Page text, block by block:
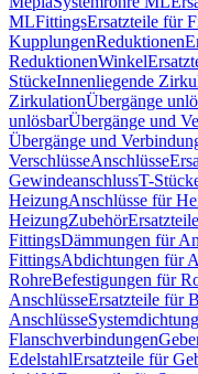
MLFittingsErsatzteile für
KupplungenReduktionen
ReduktionenWinkel
StückeInnenliegende
ZirkulationÜbergänge
unlösbarÜbergänge und
Übergänge und
VerschlüsseAnschlüsse
GewindeanschlussT-
HeizungAnschlüsse für
HeizungZubehör
FittingsDämmungen für
FittingsAbdichtungen für
RohreBefestigungen für
AnschlüsseErsatzteile für
Anschlüsse
Flanschverbindungen
EdelstahlErsatzteile für